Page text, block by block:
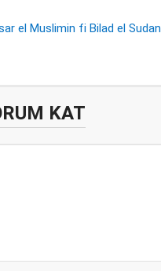
el Muslimin fi Bilad el Sudan
KAT